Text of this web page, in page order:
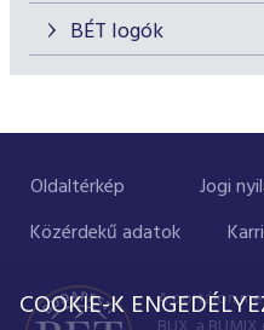
BÉT logók
Oldaltérkép Jogi
Közérdekű adatok
A portálon
COOKIE-K